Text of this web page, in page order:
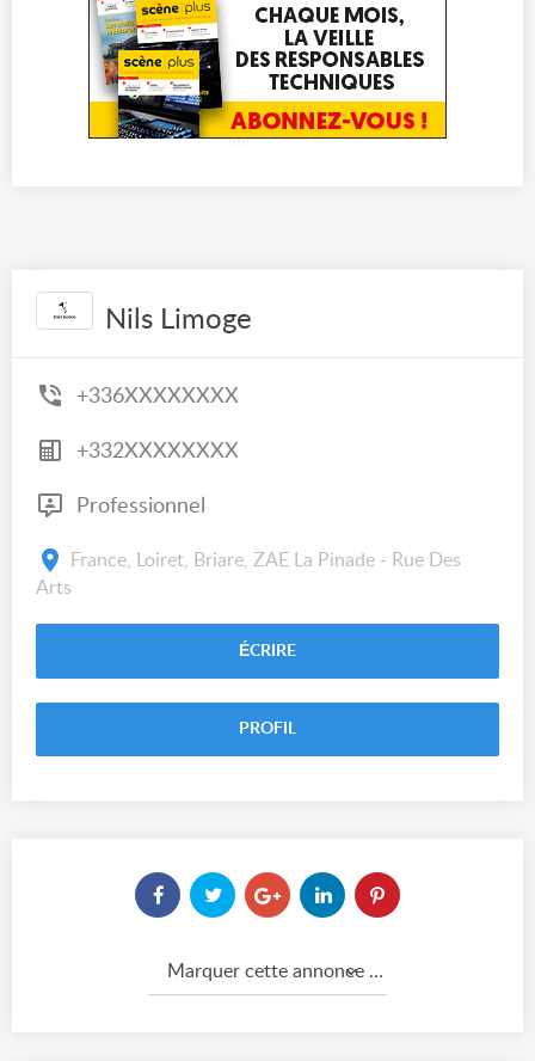
Nils Limoge
+336XXXXXXXX
+332XXXXXXXX
Professionnel
France, Loiret, Briare, ZAE La Pinade - Rue Des
Arts
ÉCRIRE
PROFIL
Marquer cette annonce comme...